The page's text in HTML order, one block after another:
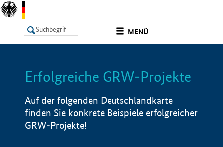
MENÜ
LISTE Info
Erfolgreiche GRW-Projekte
Auf der folgenden Deutschlandkarte
finden Sie konkrete Beispiele erfolgreicher
GRW-Projekte!